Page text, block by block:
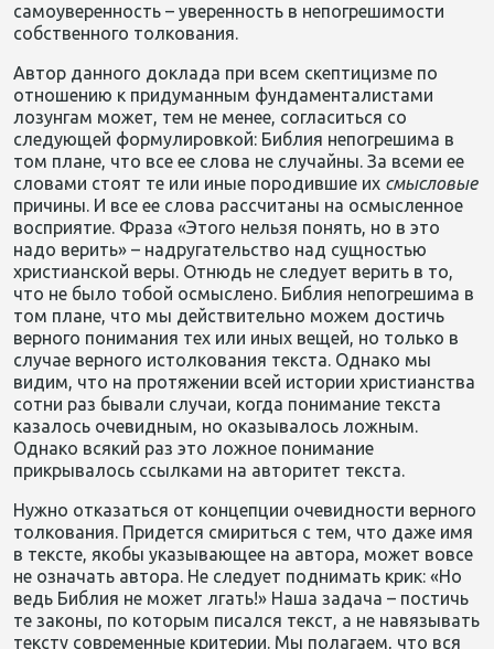
самоуверенность – уверенность в непогрешимости
собственного толкования.
Автор данного доклада при всем скептицизме по
отношению к придуманным фундаменталистами
лозунгам может, тем не менее, согласиться со
следующей формулировкой: Библия непогрешима в
том плане, что все ее слова не случайны. За всеми ее
словами стоят те или иные породившие их смысловые
причины. И все ее слова рассчитаны на осмысленное
восприятие. Фраза «Этого нельзя понять, но в это
надо верить» – надругательство над сущностью
христианской веры. Отнюдь не следует верить в то,
что не было тобой осмыслено. Библия непогрешима в
том плане, что мы действительно можем достичь
верного понимания тех или иных вещей, но только в
случае верного истолкования текста. Однако мы
видим, что на протяжении всей истории христианства
сотни раз бывали случаи, когда понимание текста
казалось очевидным, но оказывалось ложным.
Однако всякий раз это ложное понимание
прикрывалось ссылками на авторитет текста.
Нужно отказаться от концепции очевидности верного
толкования. Придется смириться с тем, что даже имя
в тексте, якобы указывающее на автора, может вовсе
не означать автора. Не следует поднимать крик: «Но
ведь Библия не может лгать!» Наша задача – постичь
те законы, по которым писался текст, а не навязывать
тексту современные критерии. Мы полагаем, что вся